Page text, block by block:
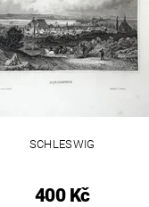
SCHLESWIG
400 Kč